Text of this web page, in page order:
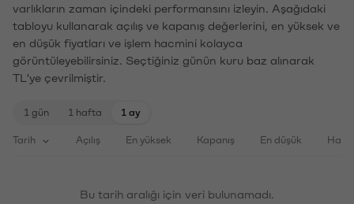
varlıkların zaman içindeki performansını izleyin. Aşağıdaki
tabloyu kullanarak açılış ve kapanış değerlerini, en yüksek ve
en düşük fiyatları ve işlem hacmini kolayca
görüntüleyebilirsiniz. Seçtiğiniz günün kuru baz alınarak
TL'ye çevrilmiştir.
1 gün 1 hafta 1 ay
Tarih Açılış En yüksek Kapanış En düşük
Bu tarih aralığı için veri bulunamadı.